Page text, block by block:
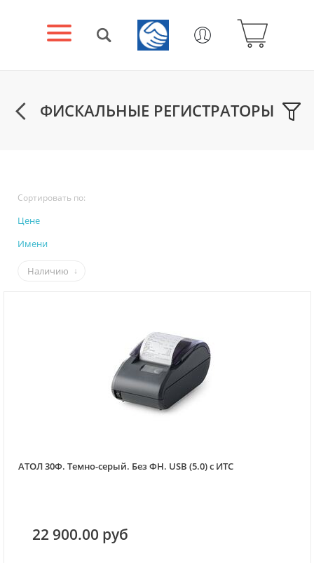
ФИСКАЛЬНЫЕ РЕГИСТРАТОРЫ
Сортировать по:
Цене
Имени
Наличию
АТОЛ 30Ф. Темно-серый. Без ФН. USB (5.0) с ИТС
22 900.00 руб